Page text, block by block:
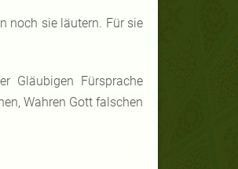
noch sie läutern. Für sie
Gläubigen Fürsprache
Wahren Gott falschen